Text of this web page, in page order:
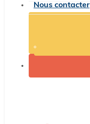
Nous contacter